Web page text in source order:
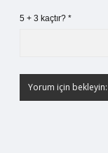
5 + 3 kaçtır? *